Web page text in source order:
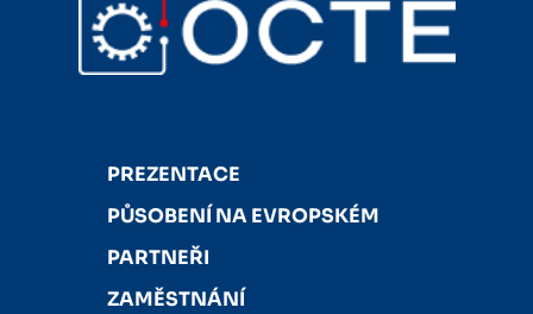
PREZENTACE
PŮSOBENÍ NA EVROPSKÉM
PARTNEŘI
ZAMĚSTNÁNÍ